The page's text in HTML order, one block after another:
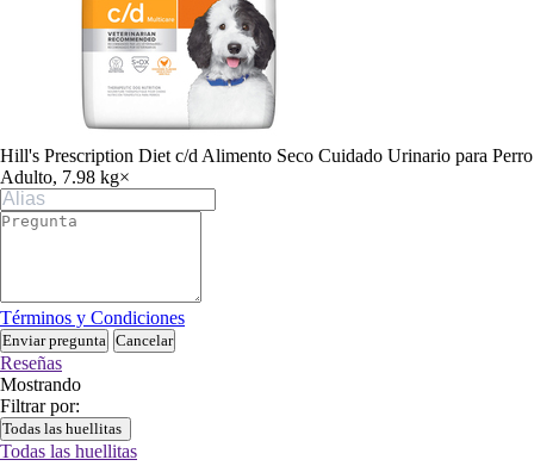
Hill's Prescription Diet c/d Alimento Seco Cuidado Urinario para Perro
Adulto, 7.98 kg×
Términos y Condiciones
Enviar pregunta Cancelar
Reseñas
Mostrando
Filtrar por:
Todas las huellitas
Todas las huellitas